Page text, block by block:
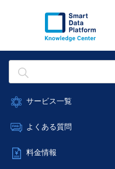
サービス一覧
データ利活用
ネットワーク
よくある質問
データ利活用
料金情報